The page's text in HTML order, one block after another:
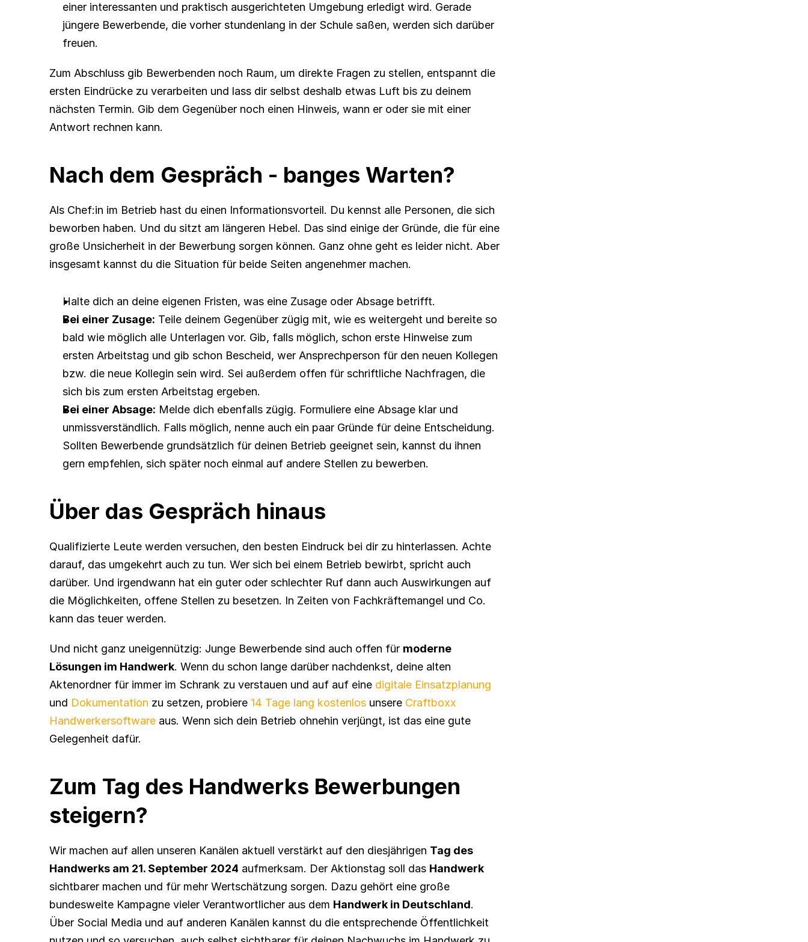
einer interessanten und praktisch ausgerichteten Umgebung erledigt wird. Gerade
jüngere Bewerbende, die vorher stundenlang in der Schule saßen, werden sich darüber
freuen.
Zum Abschluss gib Bewerbenden noch Raum, um direkte Fragen zu stellen, entspannt die
ersten Eindrücke zu verarbeiten und lass dir selbst deshalb etwas Luft bis zu deinem
nächsten Termin. Gib dem Gegenüber noch einen Hinweis, wann er oder sie mit einer
Antwort rechnen kann.
Nach dem Gespräch - banges Warten?
Als Chef:in im Betrieb hast du einen Informationsvorteil. Du kennst alle Personen, die sich
beworben haben. Und du sitzt am längeren Hebel. Das sind einige der Gründe, die für eine
große Unsicherheit in der Bewerbung sorgen können. Ganz ohne geht es leider nicht. Aber
insgesamt kannst du die Situation für beide Seiten angenehmer machen.
Halte dich an deine eigenen Fristen, was eine Zusage oder Absage betrifft.
Bei einer Zusage: Teile deinem Gegenüber zügig mit, wie es weitergeht und bereite so
bald wie möglich alle Unterlagen vor. Gib, falls möglich, schon erste Hinweise zum
ersten Arbeitstag und gib schon Bescheid, wer Ansprechperson für den neuen Kollegen
bzw. die neue Kollegin sein wird. Sei außerdem offen für schriftliche Nachfragen, die
sich bis zum ersten Arbeitstag ergeben.
Bei einer Absage: Melde dich ebenfalls zügig. Formuliere eine Absage klar und
unmissverständlich. Falls möglich, nenne auch ein paar Gründe für deine Entscheidung.
Sollten Bewerbende grundsätzlich für deinen Betrieb geeignet sein, kannst du ihnen
gern empfehlen, sich später noch einmal auf andere Stellen zu bewerben.
Über das Gespräch hinaus
Qualifizierte Leute werden versuchen, den besten Eindruck bei dir zu hinterlassen. Achte
darauf, das umgekehrt auch zu tun. Wer sich bei einem Betrieb bewirbt, spricht auch
darüber. Und irgendwann hat ein guter oder schlechter Ruf dann auch Auswirkungen auf
die Möglichkeiten, offene Stellen zu besetzen. In Zeiten von Fachkräftemangel und Co.
kann das teuer werden.
Und nicht ganz uneigennützig: Junge Bewerbende sind auch offen für moderne
Lösungen im Handwerk. Wenn du schon lange darüber nachdenkst, deine alten
Aktenordner für immer im Schrank zu verstauen und auf auf eine digitale Einsatzplanung
und Dokumentation zu setzen, probiere 14 Tage lang kostenlos unsere Craftboxx
Handwerkersoftware aus. Wenn sich dein Betrieb ohnehin verjüngt, ist das eine gute
Gelegenheit dafür.
Zum Tag des Handwerks Bewerbungen
steigern?
Wir machen auf allen unseren Kanälen aktuell verstärkt auf den diesjährigen Tag des
Handwerks am 21. September 2024 aufmerksam. Der Aktionstag soll das Handwerk
sichtbarer machen und für mehr Wertschätzung sorgen. Dazu gehört eine große
bundesweite Kampagne vieler Verantwortlicher aus dem Handwerk in Deutschland.
Über Social Media und auf anderen Kanälen kannst du die entsprechende Öffentlichkeit